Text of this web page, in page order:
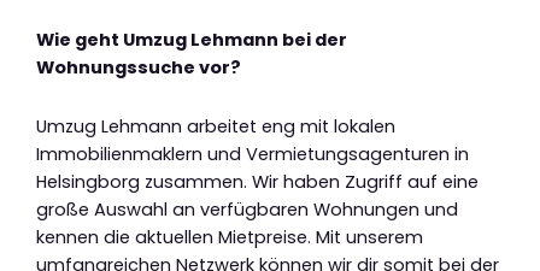
Wie geht Umzug Lehmann bei der
Wohnungssuche vor?
Umzug Lehmann arbeitet eng mit lokalen
Immobilienmaklern und Vermietungsagenturen in
Helsingborg zusammen. Wir haben Zugriff auf eine
große Auswahl an verfügbaren Wohnungen und
kennen die aktuellen Mietpreise. Mit unserem
umfangreichen Netzwerk können wir dir somit bei der